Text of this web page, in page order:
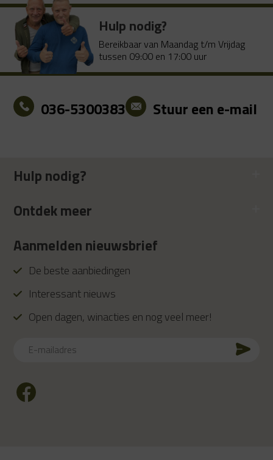
Hulp nodig?
Bereikbaar van Maandag t/m Vrijdag
tussen 09:00 en 17:00 uur
036-5300383 Stuur een e-mail
Hulp nodig?
Ontdek meer
Aanmelden nieuwsbrief
De beste aanbiedingen
Interessant nieuws
Open dagen, winacties en nog veel meer!